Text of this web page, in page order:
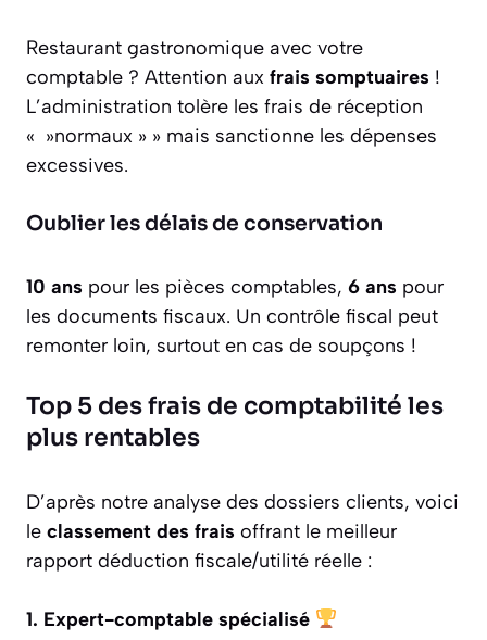
Restaurant gastronomique avec votre
comptable ? Attention aux frais somptuaires !
L’administration tolère les frais de réception
« »normaux » » mais sanctionne les dépenses
excessives.
Oublier les délais de conservation
10 ans pour les pièces comptables, 6 ans pour
les documents fiscaux. Un contrôle fiscal peut
remonter loin, surtout en cas de soupçons !
Top 5 des frais de comptabilité les
plus rentables
D’après notre analyse des dossiers clients, voici
le classement des frais offrant le meilleur
rapport déduction fiscale/utilité réelle :
1. Expert-comptable spécialisé